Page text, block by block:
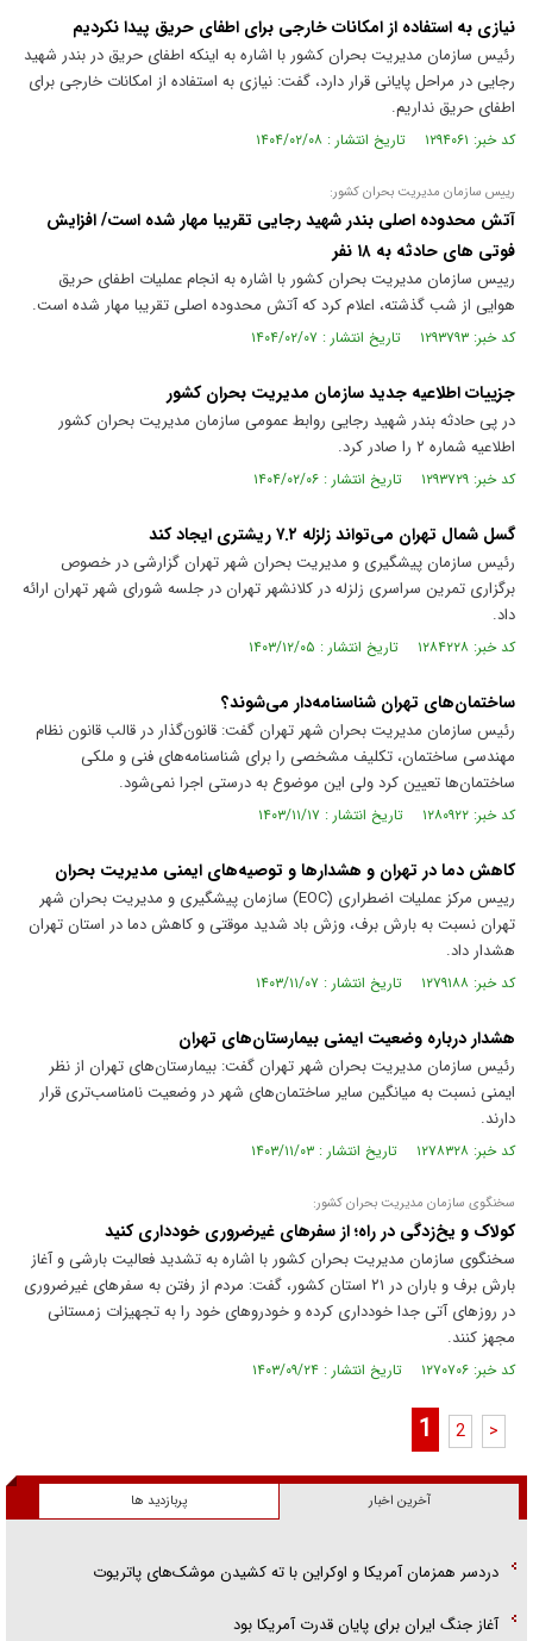
نیازی به استفاده از امکانات خارجی برای اطفای حریق پیدا نکردیم
رئیس سازمان مدیریت بحران کشور با اشاره به اینکه اطفای حریق در بندر شهید
رجایی در مراحل پایانی قرار دارد، گفت: نیازی به استفاده از امکانات خارجی برای
اطفای حریق نداریم.
کد خبر: ۱۲۹۴۰۶۱ تاریخ انتشار : ۱۴۰۴/۰۲/۰۸
رییس سازمان مدیریت بحران کشور:
آتش محدوده اصلی بندر شهید رجایی تقریبا مهار شده است/ افزایش
فوتی های حادثه به ۱۸ نفر
رییس سازمان مدیریت بحران کشور با اشاره به انجام عملیات اطفای حریق
هوایی از شب گذشته، اعلام کرد که آتش محدوده اصلی تقریبا مهار شده است.
کد خبر: ۱۲۹۳۷۹۳ تاریخ انتشار : ۱۴۰۴/۰۲/۰۷
جزییات اطلاعیه جدید سازمان مدیریت بحران کشور
در پی حادثه بندر شهید رجایی روابط عمومی سازمان مدیریت بحران کشور
اطلاعیه شماره ۲ را صادر کرد.
کد خبر: ۱۲۹۳۷۲۹ تاریخ انتشار : ۱۴۰۴/۰۲/۰۶
گسل شمال تهران می‌تواند زلزله ۷.۲ ریشتری ایجاد کند
رئیس سازمان پیشگیری و مدیریت بحران شهر تهران گزارشی در خصوص
برگزاری تمرین سراسری زلزله در کلانشهر تهران در جلسه شورای شهر تهران ارائه
داد.
کد خبر: ۱۲۸۴۲۲۸ تاریخ انتشار : ۱۴۰۳/۱۲/۰۵
ساختمان‌های تهران شناسنامه‌دار می‌شوند؟
رئیس سازمان مدیریت بحران شهر تهران گفت: قانون‌گذار در قالب قانون نظام
مهندسی ساختمان، تکلیف مشخصی را برای شناسنامه‌های فنی و ملکی
ساختمان‌ها تعیین کرد ولی این موضوع به درستی اجرا نمی‌شود.
کد خبر: ۱۲۸۰۹۲۲ تاریخ انتشار : ۱۴۰۳/۱۱/۱۷
کاهش دما در تهران و هشدار‌ها و توصیه‌های ایمنی مدیریت بحران
رییس مرکز عملیات اضطراری (EOC) سازمان پیشگیری و مدیریت بحران شهر
تهران نسبت به بارش برف، وزش باد شدید موقتی و کاهش دما در استان تهران
هشدار داد.
کد خبر: ۱۲۷۹۱۸۸ تاریخ انتشار : ۱۴۰۳/۱۱/۰۷
هشدار درباره وضعیت ایمنی بیمارستان‌های تهران
رئیس سازمان مدیریت بحران شهر تهران گفت: بیمارستان‌های تهران از نظر
ایمنی نسبت به میانگین سایر ساختمان‌های شهر در وضعیت نامناسب‌تری قرار
دارند.
کد خبر: ۱۲۷۸۳۲۸ تاریخ انتشار : ۱۴۰۳/۱۱/۰۳
سخنگوی سازمان مدیریت بحران کشور:
کولاک و یخ‌زدگی در راه؛ از سفر‌های غیرضروری خودداری کنید
سخنگوی سازمان مدیریت بحران کشور با اشاره به تشدید فعالیت بارشی و آغاز
بارش برف و باران در ٢١ استان کشور، گفت: مردم از رفتن به سفر‌های غیرضروری
در روز‌های آتی جدا خودداری کرده و خودرو‌های خود را به تجهیزات زمستانی
مجهز کنند.
کد خبر: ۱۲۷۰۷۰۶ تاریخ انتشار : ۱۴۰۳/۰۹/۲۴
1 2 >
آخرین اخبار پربازدید ها
دردسر همزمان آمریکا و اوکراین با ته کشیدن موشک‌های پاتریوت
آغاز جنگ ایران برای پایان قدرت آمریکا بود